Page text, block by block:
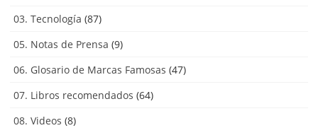
03. Tecnología (87)
05. Notas de Prensa (9)
06. Glosario de Marcas Famosas (47)
07. Libros recomendados (64)
08. Videos (8)